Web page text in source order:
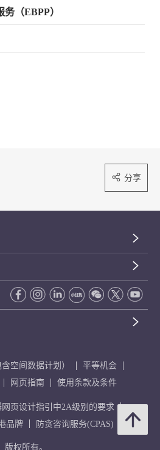
（EBPP）
分享
空间数据计划）
平等机会
网页指南 使用条款及条件
页设计指引中2A级别的要求
品牌 防贪咨询服务(CPAS)
权所有。